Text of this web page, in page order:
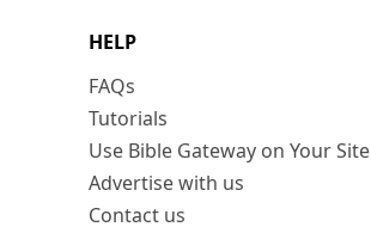
HELP
FAQs
Tutorials
Use Bible Gateway on Your Site
Advertise with us
Contact us